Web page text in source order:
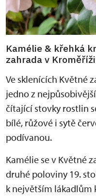
Kamélie & křehká
zahrada v Kroměříži
Ve sklenících Květné
jedno z
čítající stovky rostlin
bílé, růžové i sytě
podívanou.
Kamélie se v Květné
druhé poloviny 19.
k největším